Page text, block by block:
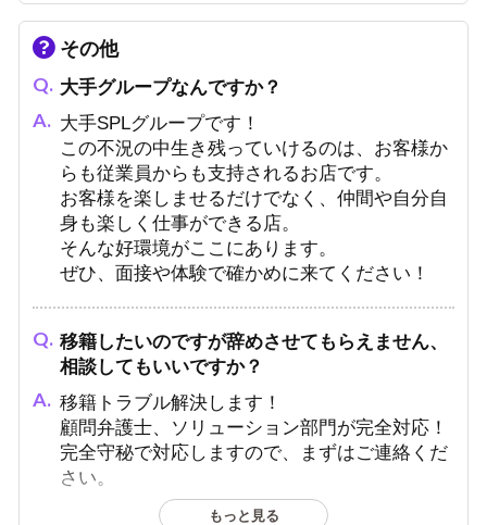
その他
大手グループなんですか？
大手SPLグループです！
この不況の中生き残っていけるのは、お客様か
らも従業員からも支持されるお店です。
お客様を楽しませるだけでなく、仲間や自分自
身も楽しく仕事ができる店。
そんな好環境がここにあります。
ぜひ、面接や体験で確かめに来てください！
移籍したいのですが辞めさせてもらえません、
相談してもいいですか？
移籍トラブル解決します！
顧問弁護士、ソリューション部門が完全対応！
完全守秘で対応しますので、まずはご連絡くだ
さい。
もっと見る